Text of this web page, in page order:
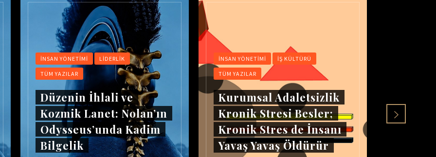
İNSAN YÖNETIMI LIDERLIK
TÜM YAZILAR
Düzenin İhlali ve
Kozmik Lanet: Nolan’ın
Odysseus’unda Kadim
Bilgelik
İNSAN YÖNETIMI İŞ KÜLTÜRÜ
TÜM YAZILAR
Kurumsal Adaletsizlik
Kronik Stresi Besler;
Kronik Stres de İnsanı
Yavaş Yavaş Öldürür